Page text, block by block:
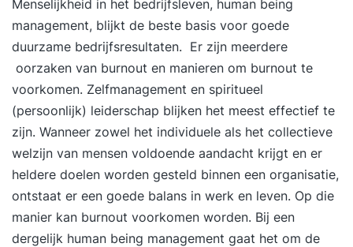
dagelijks leven kunt integreren. Voor verdere
ondersteuning zijn er ook 3 of meer coaching-
sessies beschikbaar, evenals deelname aan een
Verdiepingsdag om de geleerde vaardigheden
verder toe te passen. Recencies Bezoek onze
website voor honderden reviews of ons
youtubekanaal met honderden video-reacties.
Deze getuigenissen spreken voor zich. Het gaat
uiteindelijk om de resultaten.Voor vragen, meer
informatie, of een gratis oriëntatiegesprek kun je
altijd contact met ons opnemen. Enkele reacties:
Menselijkheid in het bedrijfsleven, human being
management, blijkt de beste basis voor goede
duurzame bedrijfsresultaten. Er zijn meerdere
oorzaken van burnout en manieren om burnout te
voorkomen. Zelfmanagement en spiritueel
(persoonlijk) leiderschap blijken het meest effectief te
zijn. Wanneer zowel het individuele als het collectieve
welzijn van mensen voldoende aandacht krijgt en er
heldere doelen worden gesteld binnen een organisatie,
ontstaat er een goede balans in werk en leven. Op die
manier kan burnout voorkomen worden. Bij een
dergelijk human being management gaat het om de